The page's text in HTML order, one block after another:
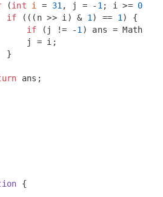
(int i = 31 , j = - 1 ; i >= 0
if (((n >> i) & 1 ) == 1 ) {
if (j != -1 ) ans =
j = i;
}
ans;
{